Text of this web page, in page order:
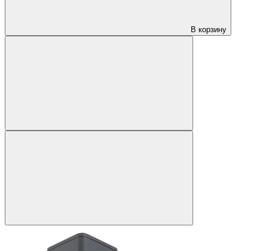
В корзину